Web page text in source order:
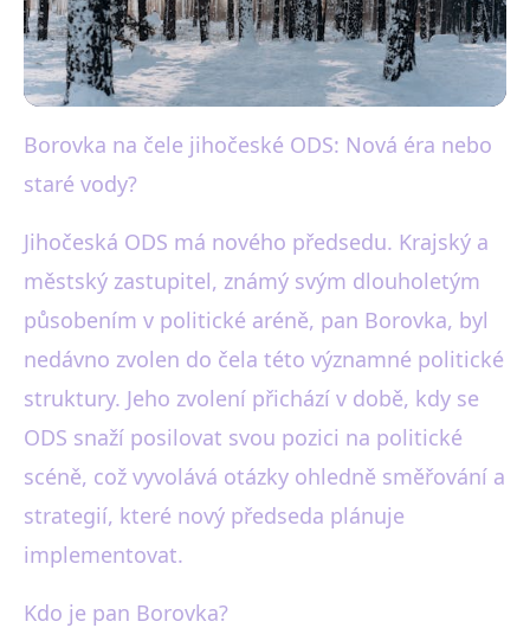
black-white.cz
Borovka v čele ODS
Jihočeského kraje: Nová vize
pro region?
· 3 min čtení · Autor: Eva Bílá
Borovka na čele jihočeské ODS: Nová éra nebo
staré vody?
Jihočeská ODS má nového předsedu. Krajský a
městský zastupitel, známý svým dlouholetým
působením v politické aréně, pan Borovka, byl
nedávno zvolen do čela této významné politické
struktury. Jeho zvolení přichází v době, kdy se
ODS snaží posilovat svou pozici na politické
scéně, což vyvolává otázky ohledně směřování a
strategií, které nový předseda plánuje
implementovat.
Kdo je pan Borovka?